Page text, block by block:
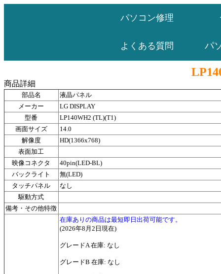
パソコン修理
よくある質問 パ
商品詳細
部品名
液晶パネル
メーカー
LG DISPLAY
型番
LP140WH2 (TL)(T1)
画面サイズ
14.0
解像度
HD(1366x768)
表面加工
映像コネクタ
40pin(LED-BL)
バックライト
無(LED)
タッチパネル
なし
駆動方式
備考・その他特徴
在庫ありの商品は最短即日出荷可能です。
(2026年8月2日現在)
グレードA 在庫: なし
グレードB 在庫: なし